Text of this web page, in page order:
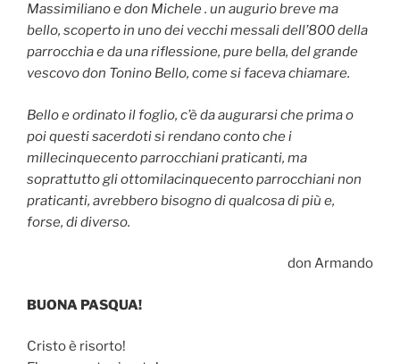
Massimiliano e don Michele . un augurio breve ma
bello, scoperto in uno dei vecchi messali dell’800 della
parrocchia e da una riflessione, pure bella, del grande
vescovo don Tonino Bello, come si faceva chiamare.
Bello e ordinato il foglio, c’è da augurarsi che prima o
poi questi sacerdoti si rendano conto che i
millecinquecento parrocchiani praticanti, ma
soprattutto gli ottomilacinquecento parrocchiani non
praticanti, avrebbero bisogno di qualcosa di più e,
forse, di diverso.
don Armando
BUONA PASQUA!
Cristo è risorto!